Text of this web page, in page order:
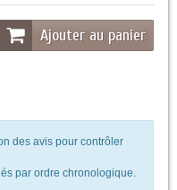
Ajouter au panier
des avis pour contrôler
par ordre chronologique.